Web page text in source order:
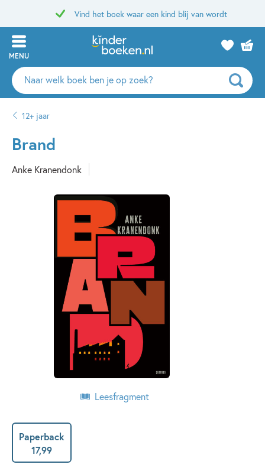
Vind het boek waar een kind blij van wordt
MENU
Zoeken
naar
auteurs
uitgevers
12+ jaar
Brand
Anke Kranendonk
Leesfragment
Paperback
17,99